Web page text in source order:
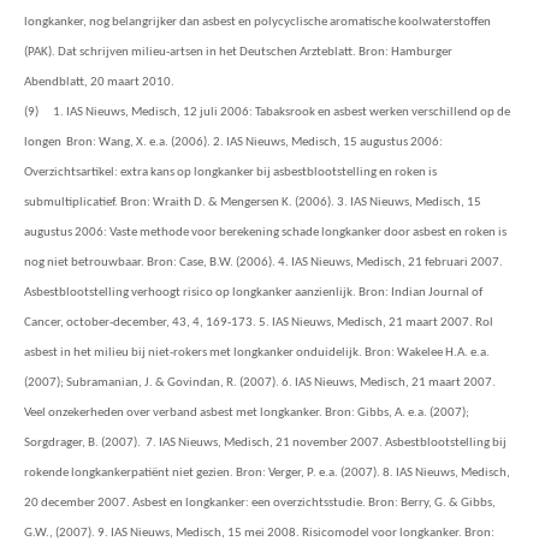
longkanker, nog belangrijker dan asbest en polycyclische aromatische koolwaterstoffen
(PAK). Dat schrijven milieu-artsen in het Deutschen Arzteblatt. Bron: Hamburger
Abendblatt, 20 maart 2010.
(9) 1. IAS Nieuws, Medisch, 12 juli 2006: Tabaksrook en asbest werken verschillend op de
longen Bron: Wang, X. e.a. (2006). 2. IAS Nieuws, Medisch, 15 augustus 2006:
Overzichtsartikel: extra kans op longkanker bij asbestblootstelling en roken is
submultiplicatief. Bron: Wraith D. & Mengersen K. (2006). 3. IAS Nieuws, Medisch, 15
augustus 2006: Vaste methode voor berekening schade longkanker door asbest en roken is
nog niet betrouwbaar. Bron: Case, B.W. (2006). 4. IAS Nieuws, Medisch, 21 februari 2007.
Asbestblootstelling verhoogt risico op longkanker aanzienlijk. Bron: Indian Journal of
Cancer, october-december, 43, 4, 169-173. 5. IAS Nieuws, Medisch, 21 maart 2007. Rol
asbest in het milieu bij niet-rokers met longkanker onduidelijk. Bron: Wakelee H.A. e.a.
(2007); Subramanian, J. & Govindan, R. (2007). 6. IAS Nieuws, Medisch, 21 maart 2007.
Veel onzekerheden over verband asbest met longkanker. Bron: Gibbs, A. e.a. (2007);
Sorgdrager, B. (2007). 7. IAS Nieuws, Medisch, 21 november 2007. Asbestblootstelling bij
rokende longkankerpatiënt niet gezien. Bron: Verger, P. e.a. (2007). 8. IAS Nieuws, Medisch,
20 december 2007. Asbest en longkanker: een overzichtsstudie. Bron: Berry, G. & Gibbs,
G.W., (2007). 9. IAS Nieuws, Medisch, 15 mei 2008. Risicomodel voor longkanker. Bron: